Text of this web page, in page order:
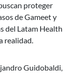
proteger
de Gameet y
del Latam Health
realidad.
Guidobaldi,